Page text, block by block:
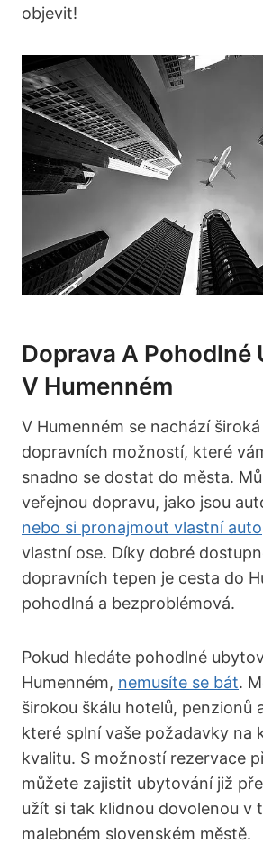
objevit!
Doprava A Pohodlné
V⁣ Humenném
V Humenném ‍se nachází široká
dopravních možností, ⁢které
snadno se⁤ dostat do města.
veřejnou dopravu, ⁣jako jsou
nebo si pronajmout vlastní auto
vlastní ose. Díky dobré
dopravních tepen je cesta do‌
pohodlná a⁢ bezproblémová.
Pokud hledáte pohodlné
Humenném, nemusíte se bát.
širokou‍ škálu hotelů, penzionů
které splní vaše požadavky na
kvalitu. S možností ‌rezervace
můžete zajistit ubytování již
užít si tak klidnou dovolenou​ v
malebném slovenském městě.